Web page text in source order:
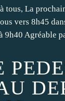
tous, La
vers 8h45
9h40 Agréable